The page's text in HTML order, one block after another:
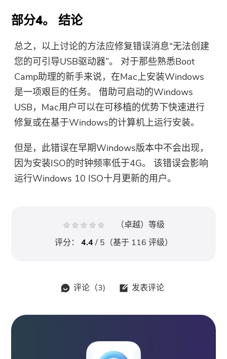
部分4。 结论
总之，以上讨论的方法应修复错误消息“无法创建
您的可引导USB驱动器”。 对于那些熟悉Boot
Camp助理的新手来说，在Mac上安装Windows
是一项艰巨的任务。 借助可启动的Windows
USB，Mac用户可以在可移植的优势下快速进行
修复或在基于Windows的计算机上运行安装。
但是，此错误在早期Windows版本中不会出现，
因为安装ISO的时钟频率低于4G。 该错误会影响
运行Windows 10 ISO十月更新的用户。
（卓越）等级
评分： 4.4/ 5（基于 116 评级）
评论（3) 发表评论